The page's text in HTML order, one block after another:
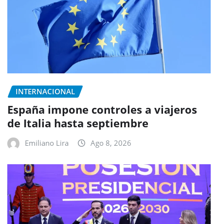
INTERNACIONAL
España impone controles a viajeros
de Italia hasta septiembre
Emiliano Lira Ago 8, 2026